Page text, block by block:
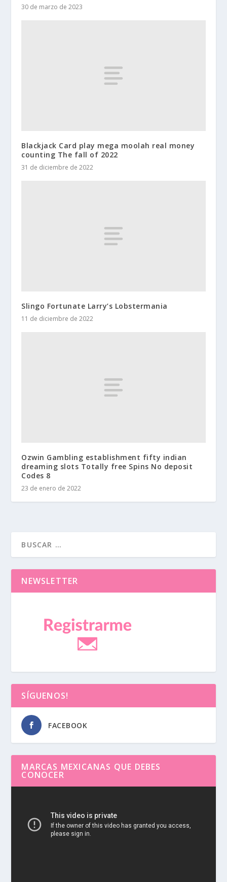
30 de marzo de 2023
Blackjack Card play mega moolah real money
counting The fall of 2022
31 de diciembre de 2022
Slingo Fortunate Larry’s Lobstermania
11 de diciembre de 2022
Ozwin Gambling establishment fifty indian
dreaming slots Totally free Spins No deposit
Codes 8
23 de enero de 2022
NEWSLETTER
SÍGUENOS!
FACEBOOK
MARCAS MEXICANAS QUE DEBES
CONOCER